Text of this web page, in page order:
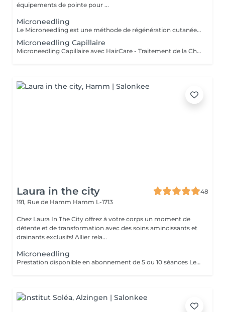
équipements de pointe pour ...
Microneedling
Le Microneedling est une méthode de régénération cutanée utilisant de fines aiguilles pour stimuler la production de collagène et d'élastine. Avantages : - Amélioration de la texture et de la fermeté de la peau. - Réduction des signes de vieillissement. Adaptabilité : Le microneedling est adapté à tous les types de peaux. Complément de Soin : - Pour optimiser les résultats du soin et limiter l'éviction sociale, une séance de luminothérapie est incluse. Celle-ci aide à réduire les inflammations, stimuler la production de collagène et améliorer la cicatrisation de la peau. Contre-indications : - Déconseillé aux femmes enceintes ou allaitantes. Lors de la première séance, nous établirons ensemble votre feuille de soin personnalisée. Pour toute question, n'hésitez pas à nous contacter ou réserver une consultation cutanée gratuite.
Microneedling Capillaire
Microneedling Capillaire avec HairCare - Traitement de la Chute des Cheveux Le microneedling capillaire avec le produit HairCare du laboratoire Revitacare est un soin innovant et puissant conçu pour revitaliser le cuir chevelu et renforcer la fibre capillaire. Ce traitement professionnel aide à combattre la chute des cheveux, à stimuler la croissance et à améliorer la qualité des cheveux, leur apportant densité et vitalité. Formulé avec un complexe d'ingrédients actifs, le HairCare agit en profondeur pour nourrir les follicules, dynamiser le cuir chevelu et redonner éclat et volume aux cheveux.
Laura in the city
48
191, Rue de Hamm Hamm L-1713
Chez Laura In The City offrez à votre corps un moment de
détente et de transformation avec des soins amincissants et
drainants exclusifs! Allier rela...
Microneedling
Prestation disponible en abonnement de 5 ou 10 séances Le Microneedling est une technique originaire des États-Unis reposant sur des micro-injections d'éléments nutritifs dans la peau. Ce soin esthétique permet de resserrer les pores, de donner de l'éclat et d'affiner le grain de la peau. -Réduction des pores dilatés et irrégularités cutanées. -Amélioration des cicatrices d'acné ou post-opératoires. -Atténuation des rides superficielles et vergetures. -Effet "anti-âge" global sans chirurgie.